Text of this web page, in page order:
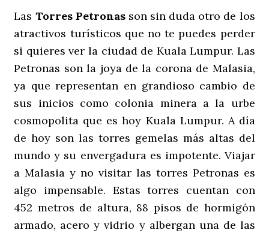
Las Torres Petronasson sin duda otro de los
atractivos turísticos que no te puedes perder
si quieres ver la ciudad de Kuala Lumpur. Las
Petronas son la joya de la corona de Malasia,
ya que representan en grandioso cambio de
sus inicios como colonia minera a la urbe
cosmopolita que es hoy Kuala Lumpur. A día
de hoy son las torres gemelas más altas del
mundo y su envergadura es impotente. Viajar
a Malasia y no visitar las torres Petronas es
algo impensable. Estas torres cuentan con
452 metros de altura, 88 pisos de hormigón
armado, acero y vidrio y albergan una de las